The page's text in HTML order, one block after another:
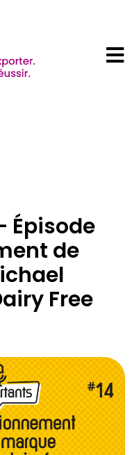
Épisode
de
Free